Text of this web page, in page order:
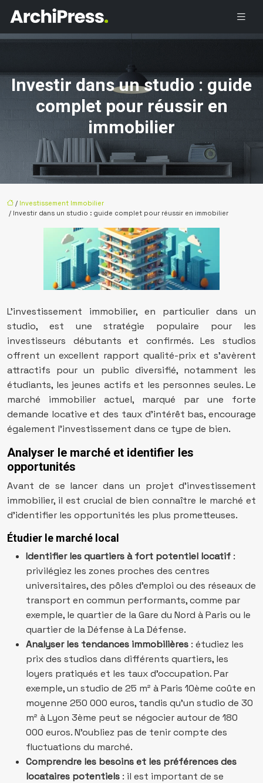
Investir dans un studio : guide
complet pour réussir en
immobilier
/ Investissement Immobilier
/ Investir dans un studio : guide complet pour réussir en immobilier
L’investissement immobilier, en particulier dans un
studio, est une stratégie populaire pour les
investisseurs débutants et confirmés. Les studios
offrent un excellent rapport qualité-prix et s’avèrent
attractifs pour un public diversifié, notamment les
étudiants, les jeunes actifs et les personnes seules. Le
marché immobilier actuel, marqué par une forte
demande locative et des taux d’intérêt bas, encourage
également l’investissement dans ce type de bien.
Analyser le marché et identifier les
opportunités
Avant de se lancer dans un projet d’investissement
immobilier, il est crucial de bien connaître le marché et
d’identifier les opportunités les plus prometteuses.
Étudier le marché local
Identifier les quartiers à fort potentiel locatif :
privilégiez les zones proches des centres
universitaires, des pôles d’emploi ou des réseaux de
transport en commun performants, comme par
exemple, le quartier de la Gare du Nord à Paris ou le
quartier de la Défense à La Défense.
Analyser les tendances immobilières : étudiez les
prix des studios dans différents quartiers, les
loyers pratiqués et les taux d’occupation. Par
exemple, un studio de 25 m² à Paris 10ème coûte en
moyenne 250 000 euros, tandis qu’un studio de 30
m² à Lyon 3ème peut se négocier autour de 180
000 euros. N’oubliez pas de tenir compte des
fluctuations du marché.
Comprendre les besoins et les préférences des
locataires potentiels : il est important de se